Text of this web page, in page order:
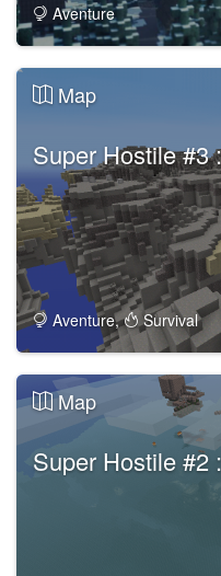
Aventure
Map
Super Hostile #3
Aventure, Survival
Map
Super Hostile #2